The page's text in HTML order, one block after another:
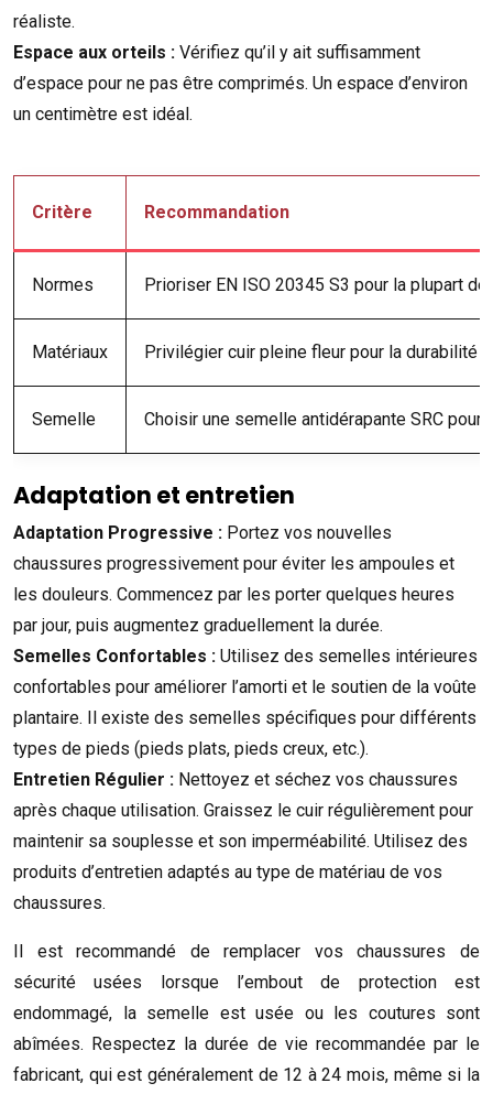
réaliste.
Espace aux orteils : Vérifiez qu’il y ait suffisamment
d’espace pour ne pas être comprimés. Un espace d’environ
un centimètre est idéal.
Critère Recommandation
Normes Prioriser EN ISO 20345 S3 pour la plupart
Matériaux Privilégier cuir pleine fleur pour la durabilité
Semelle Choisir une semelle antidérapante SRC pour
Adaptation et entretien
Adaptation Progressive : Portez vos nouvelles
chaussures progressivement pour éviter les ampoules et
les douleurs. Commencez par les porter quelques heures
par jour, puis augmentez graduellement la durée.
Semelles Confortables : Utilisez des semelles intérieures
confortables pour améliorer l’amorti et le soutien de la voûte
plantaire. Il existe des semelles spécifiques pour différents
types de pieds (pieds plats, pieds creux, etc.).
Entretien Régulier : Nettoyez et séchez vos chaussures
après chaque utilisation. Graissez le cuir régulièrement pour
maintenir sa souplesse et son imperméabilité. Utilisez des
produits d’entretien adaptés au type de matériau de vos
chaussures.
Il est recommandé de remplacer vos chaussures de
sécurité usées lorsque l’embout de protection est
endommagé, la semelle est usée ou les coutures sont
abîmées. Respectez la durée de vie recommandée par le
fabricant, qui est généralement de 12 à 24 mois, même si la